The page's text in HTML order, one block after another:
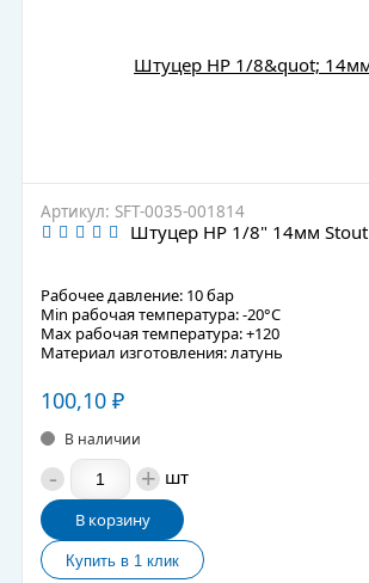
Артикул: SFT-0035-001814
Штуцер НР 1/8" 14мм Stout
Рабочее давление: 10 бар
Min рабочая температура: -20°C
Max рабочая температура: +120
Материал изготовления: латунь
100,10 ₽
В наличии
- + шт
В корзину